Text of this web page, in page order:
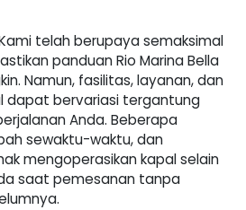
telah berupaya semaksimal
panduan Rio Marina Bella
Namun, fasilitas, layanan, dan
dapat bervariasi tergantung
Anda. Beberapa
sewaktu-waktu, dan
mengoperasikan kapal selain
saat pemesanan tanpa